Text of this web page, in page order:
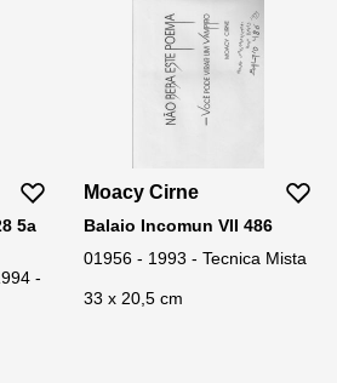
5a
-
Moacy Cirne
Balaio Incomun VII 486
01956 - 1993 - Tecnica Mista
33 x 20,5 cm